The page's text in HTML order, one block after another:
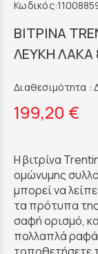
Κωδικός:
ΒΙΤΡΙΝΑ
ΛΕΥΚΗ ΛΑΚΑ
Διαθεσιμότητα :
199,20 €
Η βιτρίνα
ομώνυμης
μπορεί να
τα πρότυπα
σαφή ορισμό,
πολλαπλά